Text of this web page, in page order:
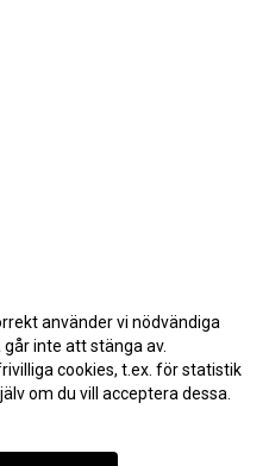
använder vi nödvändiga
inte att stänga av.
cookies, t.ex. för statistik
om du vill acceptera dessa.